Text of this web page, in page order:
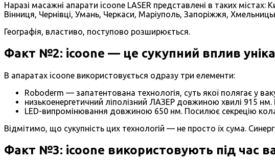
Наразі масажні апарати icoone LASER представлені в таких
Вінниця, Чернівці, Умань, Черкаси, Маріуполь, Запоріжжя,
Географія, властиво, поступово розширюється.
Факт №2: icoone — це сукупний вплив
В апаратах icoone використовується одразу три елементи:
Roboderm — запатентована технологія, суть якої полягає у
низькоенергетичний ліполізний ЛАЗЕР довжиною хвилі 915
LED-випромінювання довжиною 650 нм. Посилює секрецію
Відмітимо, що сукупність цих технологій — не просто їх сума.
Факт №3: icoone використовують під час